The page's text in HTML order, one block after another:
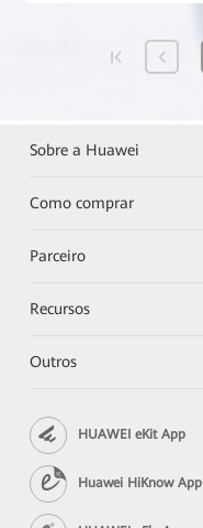
Sobre a Huawei
Como comprar
Parceiro
Recursos
Outros
HUAWEI eKit App
Huawei HiKnow App